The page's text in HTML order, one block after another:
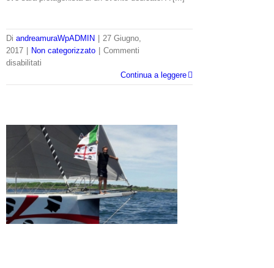
Di andreamuraWpADMIN
27 Giugno,
2017
Non categorizzato
Commenti
disabilitati
di
New
York
City
Continua a leggere